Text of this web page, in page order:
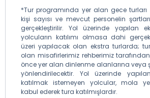
*Tur programında yer alan gece
kişi sayısı ve mevcut personelin
gerçekleştirilir. Yol üzerinde yapılan
yolcuların katılımı olmasa dahi
üzeri yapılacak olan ekstra turlarda;
olan misafirlerimiz rehberimiz
önce yer alan dinlenme alanlarına veya
yönlendirilecektir. Yol üzerinde
katılmak istemeyen yolcular, mola
kabul ederek tura katılmışlardır.